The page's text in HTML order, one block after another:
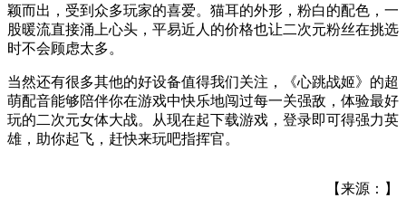
颖而出，受到众多玩家的喜爱。猫耳的外形，粉白的配色，一
股暖流直接涌上心头，平易近人的价格也让二次元粉丝在挑选
时不会顾虑太多。
当然还有很多其他的好设备值得我们关注，《心跳战姬》的超
萌配音能够陪伴你在游戏中快乐地闯过每一关强敌，体验最好
玩的二次元女体大战。从现在起下载游戏，登录即可得强力英
雄，助你起飞，赶快来玩吧指挥官。
【来源：】